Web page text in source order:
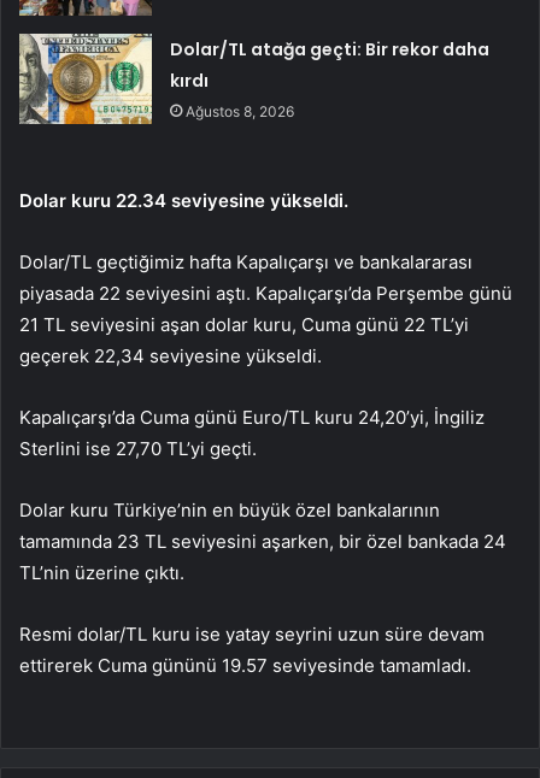
Dolar/TL atağa geçti: Bir rekor daha
kırdı
Ağustos 8, 2026
Dolar kuru 22.34 seviyesine yükseldi.
Dolar/TL geçtiğimiz hafta Kapalıçarşı ve bankalararası
piyasada 22 seviyesini aştı. Kapalıçarşı’da Perşembe günü
21 TL seviyesini aşan dolar kuru, Cuma günü 22 TL’yi
geçerek 22,34 seviyesine yükseldi.
Kapalıçarşı’da Cuma günü Euro/TL kuru 24,20’yi, İngiliz
Sterlini ise 27,70 TL’yi geçti.
Dolar kuru Türkiye’nin en büyük özel bankalarının
tamamında 23 TL seviyesini aşarken, bir özel bankada 24
TL’nin üzerine çıktı.
Resmi dolar/TL kuru ise yatay seyrini uzun süre devam
ettirerek Cuma gününü 19.57 seviyesinde tamamladı.